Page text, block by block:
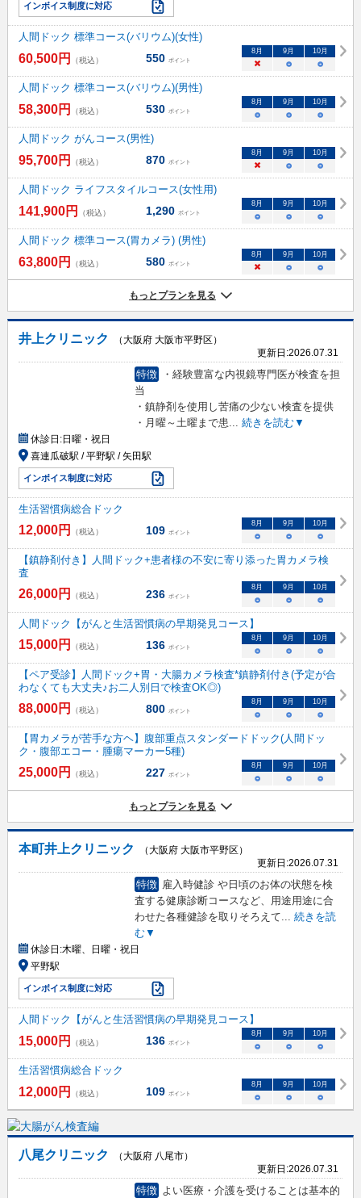
インボイス制度に対応
人間ドック 標準コース(バリウム)(女性)
60,500円 （税込） 550 ポイント
8月 9月 10月
× ○ ○
人間ドック 標準コース(バリウム)(男性)
58,300円 （税込） 530 ポイント
8月 9月 10月
○ ○ ○
人間ドック がんコース(男性)
95,700円 （税込） 870 ポイント
8月 9月 10月
× ○ ○
人間ドック ライフスタイルコース(女性用)
141,900円 （税込） 1,290 ポイント
8月 9月 10月
○ ○ ○
人間ドック 標準コース(胃カメラ) (男性)
63,800円 （税込） 580 ポイント
8月 9月 10月
× ○ ○
もっとプランを見る
井上クリニック
（大阪府 大阪市平野区）
更新日:2026.07.31
特徴
・経験豊富な内視鏡専門医が検査を担
当
・鎮静剤を使用し苦痛の少ない検査を提供
・月曜～土曜まで患
続きを読む▼
休診日:日曜・祝日
喜連瓜破駅 / 平野駅 / 矢田駅
インボイス制度に対応
生活習慣病総合ドック
12,000円 （税込） 109 ポイント
8 月 9 月 10月
○ ○ ○
【鎮静剤付き】人間ドック+患者様の不安に寄り添った胃カメラ検
査
26,000円 （税込） 236 ポイント
8 月 9 月 10月
○ ○ ○
人間ドック【がんと生活習慣病の早期発見コース】
15,000円 （税込） 136 ポイント
8 月 9 月 10月
○ ○ ○
【ペア受診】人間ドック+胃・大腸カメラ検査*鎮静剤付き(予定が合
わなくても大丈夫♪お二人別日で検査OK◎)
88,000円 （税込） 800 ポイント
8 月 9 月 10月
○ ○ ○
【胃カメラが苦手な方ヘ】腹部重点スタンダードドック(人間ドッ
ク・腹部エコー・腫瘍マーカー5種)
25,000円 （税込） 227 ポイント
8 月 9 月 10月
○ ○ ○
もっとプランを見る
本町井上クリニック
（大阪府 大阪市平野区）
更新日:2026.07.31
特徴 雇入時健診 や日頃のお体の状態を検
査する健康診断コースなど、用途用途に合
わせた各種健診を取りそろえて... 続きを読
む▼
休診日:木曜、日曜・祝日
平野駅
インボイス制度に対応
人間ドック【がんと生活習慣病の早期発見コース】
15,000円 （税込） 136 ポイント
8月 9月 10月
○ ○ ○
生活習慣病総合ドック
12,000円 （税込） 109 ポイント
8月 9月 10月
○ ○ ○
八尾クリニック
（大阪府 八尾市）
更新日:2026.07.31
特徴 よい医療・介護を受けることは基本的